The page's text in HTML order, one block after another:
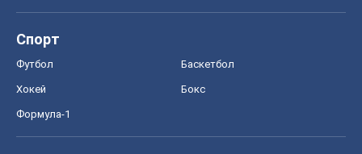
Спорт
Футбол Баскетбол
Хокей Бокс
Формула-1